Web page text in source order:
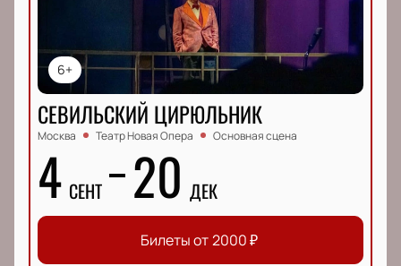
6+
СЕВИЛЬСКИЙ ЦИРЮЛЬНИК
Москва Театр Новая Опера Основная сцена
4 СЕНТ 20 ДЕК
Билеты от 2000₽